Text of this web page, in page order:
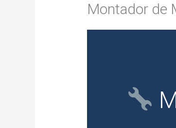
Montador de